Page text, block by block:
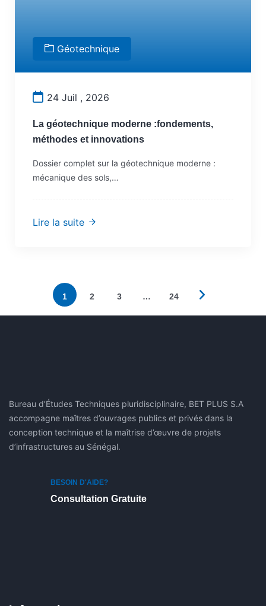
Géotechnique
24 Juil , 2026
La géotechnique moderne :fondements,
méthodes et innovations
Dossier complet sur la géotechnique moderne :
mécanique des sols,…
Lire la suite
1 2 3 … 24
Bureau d’Études Techniques pluridisciplinaire, BET PLUS S.A
accompagne maîtres d’ouvrages publics et privés dans la
conception technique et la maîtrise d’œuvre de projets
d’infrastructures au Sénégal.
BESOIN D'AIDE?
Consultation Gratuite